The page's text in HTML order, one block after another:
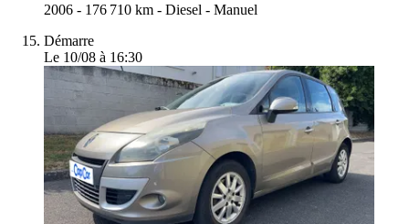
2006 - 176 710 km - Diesel - Manuel
Démarre
Le 10/08 à 16:30